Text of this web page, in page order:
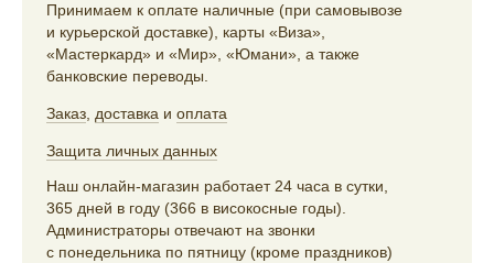
Принимаем к оплате наличные (при самовывозе
и курьерской доставке), карты «Виза»,
«Мастеркард» и «Мир», «Юмани», а также
банковские переводы.
Заказ, доставка и оплата
Защита личных данных
Наш онлайн-магазин работает 24 часа в сутки,
365 дней в году (366 в високосные годы).
Администраторы отвечают на звонки
с понедельника по пятницу (кроме праздников)